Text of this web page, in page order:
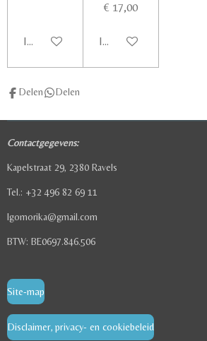
In winkelwagen
€ 17,00
In winkelwagen
Delen Delen
Contactgegevens:
Kapelstraat 29, 2380 Ravels
Tel.: +32 496 82 69 11
lgomorika@gmail.com
BTW: BE0697.846.506
Site-map
Disclaimer, privacy- en cookiebeleid